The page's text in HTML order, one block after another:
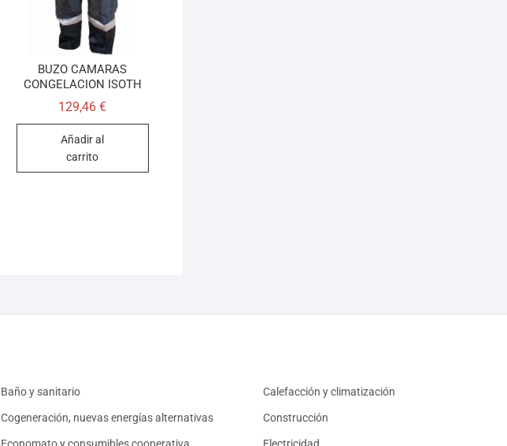
BUZO CAMARAS
CONGELACION ISOTH
129,46€
Añadir al
carrito
Baño y sanitario Calefacción y climatización
Cogeneración, nuevas energías alternativas Construcción
Economato y consumibles cooperativa Electricidad